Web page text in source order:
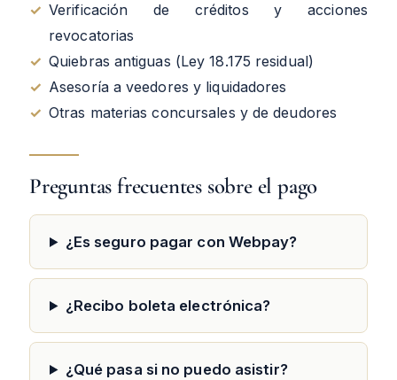
✓ Verificación de créditos y acciones
revocatorias
✓ Quiebras antiguas (Ley 18.175 residual)
✓ Asesoría a veedores y liquidadores
✓ Otras materias concursales y de deudores
Preguntas frecuentes sobre el pago
¿Es seguro pagar con Webpay?
¿Recibo boleta electrónica?
¿Qué pasa si no puedo asistir?